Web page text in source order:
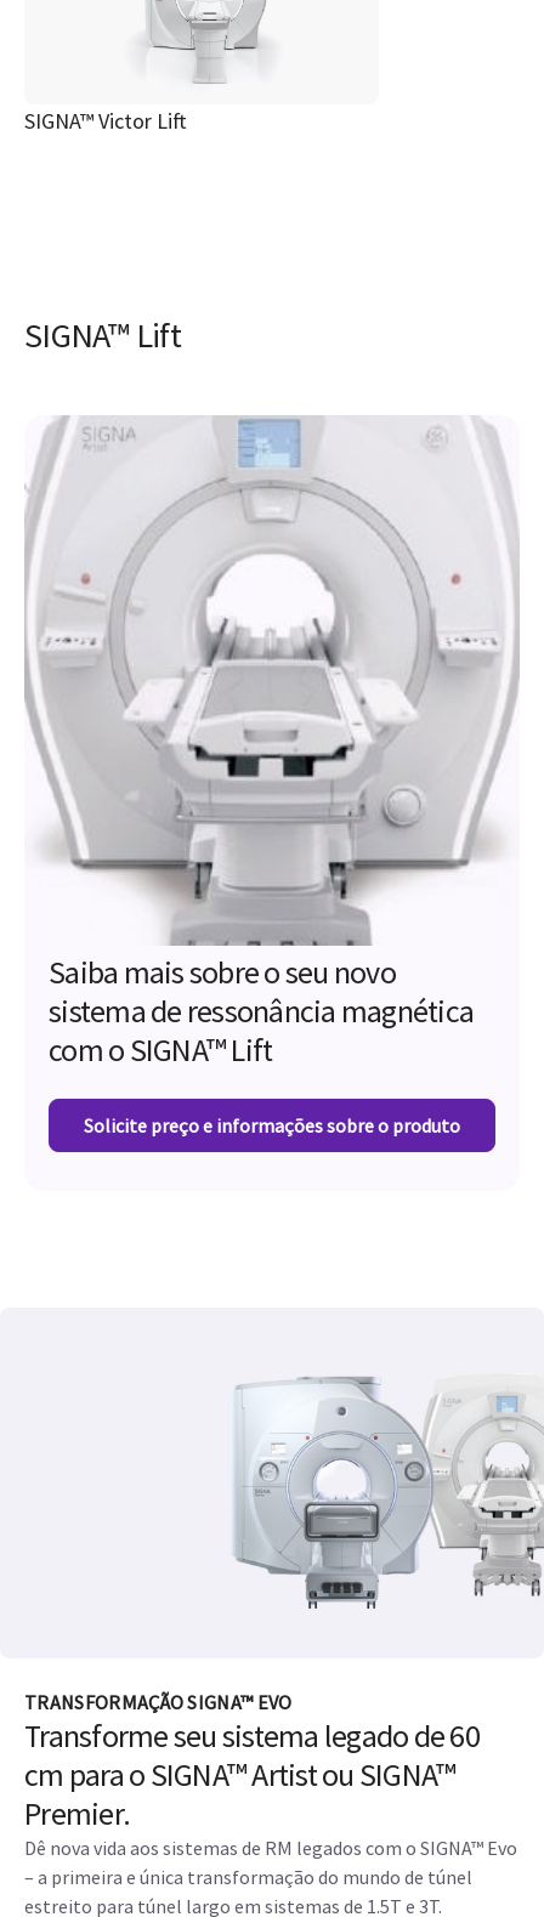
SIGNA™ Victor Lift
SIGNA™ Lift
Saiba mais sobre o seu novo
sistema de ressonância magnética
com o SIGNA™ Lift
Solicite preço e informações sobre o produto
TRANSFORMAÇÃO SIGNA™ EVO
Transforme seu sistema legado de 60
cm para o SIGNA™ Artist ou SIGNA™
Premier.
Dê nova vida aos sistemas de RM legados com o SIGNA™ Evo
– a primeira e única transformação do mundo de túnel
estreito para túnel largo em sistemas de 1.5T e 3T.